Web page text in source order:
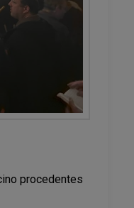
procedentes